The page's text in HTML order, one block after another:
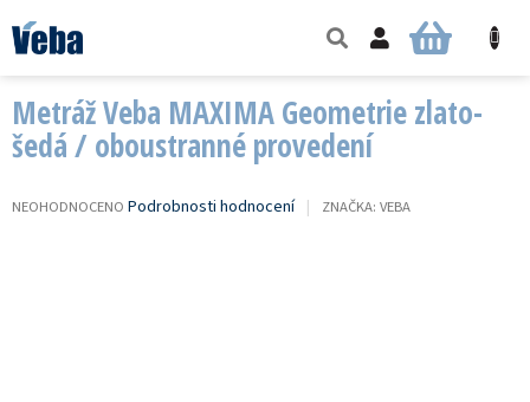
na
obsah
NÁKUPNÍ
Metráž Veba MAXIMA Geometrie zlato-
šedá / oboustranné provedení
PRŮMĚRNÉ
NEOHODNOCENO Podrobnosti hodnocení ZNAČKA: VEBA